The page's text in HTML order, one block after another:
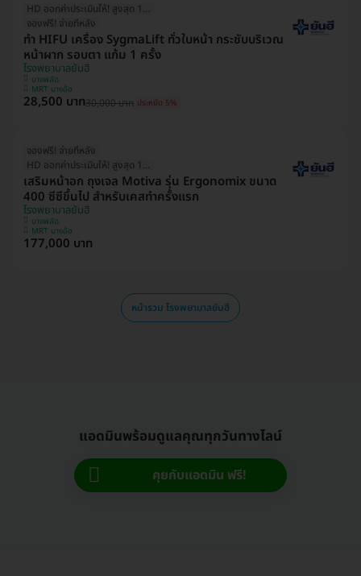
HD ออกค่าประเมินให้! สูงสุด 1000 บ.
จองฟรี! จ่ายทีหลัง
ทำ HIFU เครื่อง SygmaLift ทั่วใบหน้า กระชับบริเวณ
หน้าผาก รอบตา แก้ม 1 ครั้ง
โรงพยาบาลยันฮี
บางพลัด
MRT บางอ้อ
28,500 บาท30,000 บาท ประหยัด 5%
จองฟรี! จ่ายทีหลัง
HD ออกค่าประเมินให้! สูงสุด 1500 บ.
เสริมหน้าอก ถุงเจล Motiva รุ่น Ergonomix ขนาด
400 ซีซีขึ้นไป สำหรับเคสทำครั้งแรก
โรงพยาบาลยันฮี
บางพลัด
MRT บางอ้อ
177,000 บาท
หน้ารวม โรงพยาบาลยันฮี
แอดมินพร้อมดูแลคุณทุกวันทางไลน์
คุยกับแอดมิน ฟรี!